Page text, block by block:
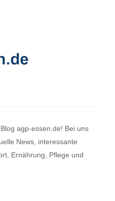
agp-essen.de! Bei uns
News, interessante
Ernährung, Pflege und